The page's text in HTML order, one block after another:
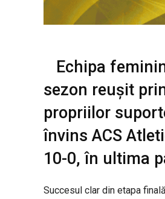
Echipa
sezon reușit
propriilor
învins ACS
10-0, în ultima
Succesul clar din etapa